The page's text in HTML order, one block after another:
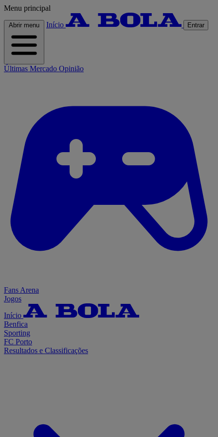
Menu principal
Abrir menu Início Entrar
Últimas Mercado Opinião
Fans Arena
Jogos
Início
Benfica
Sporting
FC Porto
Resultados e Classificações